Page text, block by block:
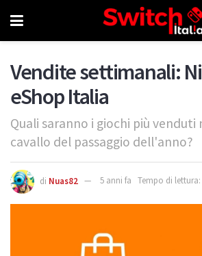
Vendite settimanali:
eShop Italia
Quali saranno i giochi più venduti
cavallo del passaggio dell'anno?
di Nuas82 5 anni fa Tempo di